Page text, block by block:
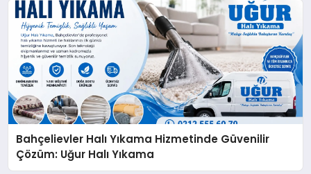
Bahçelievler Halı Yıkama Hizmetinde Güvenilir
Çözüm: Uğur Halı Yıkama